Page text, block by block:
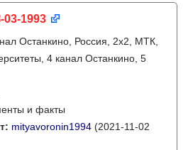
03-1993
Останкино, Россия, 2х2, МТК,
4 канал Останкино, 5
и факты
mityavoronin1994 (2021-11-02